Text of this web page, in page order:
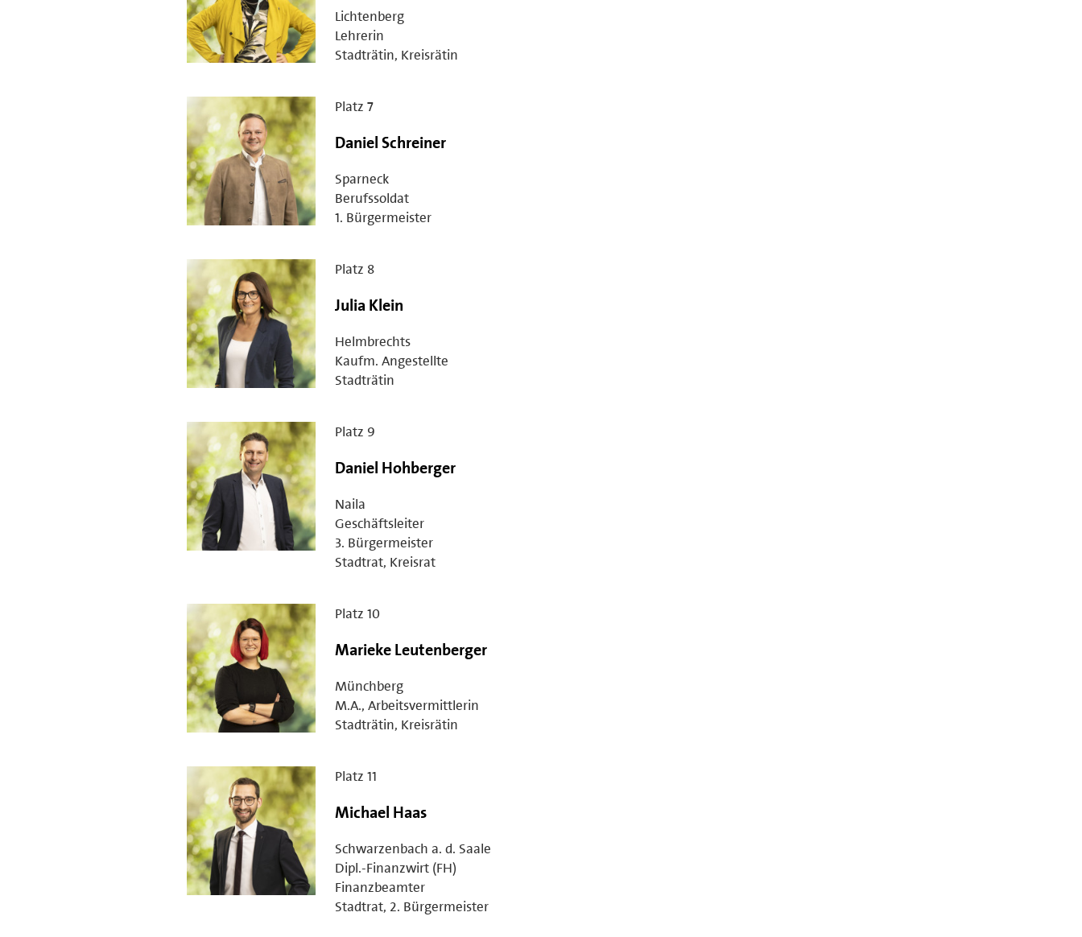
Lichtenberg
Lehrerin
Stadträtin, Kreisrätin
Platz 7
Daniel Schreiner
Sparneck
Berufssoldat
1. Bürgermeister
Platz 8
Julia Klein
Helmbrechts
Kaufm. Angestellte
Stadträtin
Platz 9
Daniel Hohberger
Naila
Geschäftsleiter
3. Bürgermeister
Stadtrat, Kreisrat
Platz 10
Marieke Leutenberger
Münchberg
M.A., Arbeitsvermittlerin
Stadträtin, Kreisrätin
Platz 11
Michael Haas
Schwarzenbach a. d. Saale
Dipl.-Finanzwirt (FH)
Finanzbeamter
Stadtrat, 2. Bürgermeister